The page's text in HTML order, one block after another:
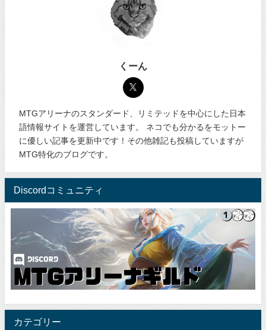
くーん
MTGアリーナのスタンダード、リミテッドを中心にした日本
語情報サイトを運営しています。 ネコでも分かるをモットー
に優しい記事を更新中です！その他雑記も投稿していますが
MTG特化のブログです。
Discordコミュニティ
カテゴリー